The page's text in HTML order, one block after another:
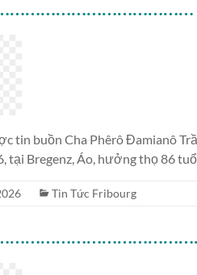
tin buồn Cha Phêrô Đamianô
tại Bregenz, Áo, hưởng thọ 86
Tin Tức Fribourg